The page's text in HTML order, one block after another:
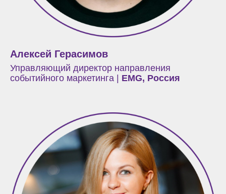
Алексей Герасимов
Управляющий директор направления
событийного маркетинга | EMG, Россия